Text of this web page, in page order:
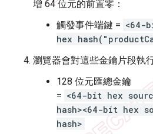
增 64 位元的前置零：
觸發事件端鍵 = <64-
hex
瀏覽器會對這些金鑰片段執
128 位元匯總金鑰
= <64-bit hex
hash><64-bit hex
hash>